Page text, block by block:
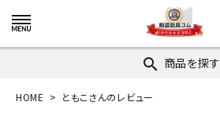
search 商品を探す
HOME ともこさんのレビュー